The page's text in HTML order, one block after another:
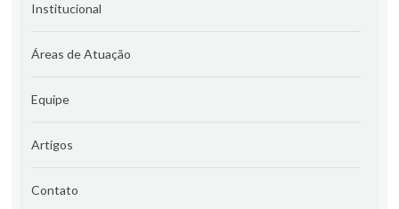
Institucional
Áreas de Atuação
Equipe
Artigos
Contato